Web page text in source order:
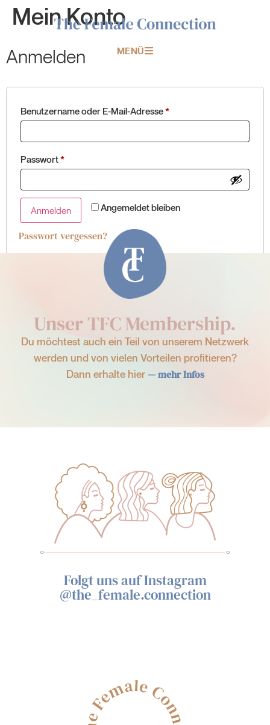
MENÜ
Mein Konto
Anmelden
Benutzername oder E-Mail-Adresse*
Passwort*
Angemeldet bleiben
Anmelden
Passwort vergessen?
Unser TFC Membership.
Du möchtest auch ein Teil von unserem Netzwerk
werden und von vielen Vorteilen profitieren?
Dann erhalte hier — mehr Infos
Folgt uns auf Instagram
@the_female.connection